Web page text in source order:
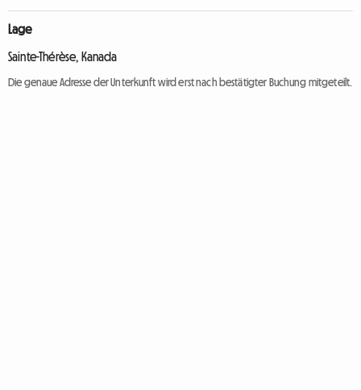
Lage
Sainte-Thérèse, Kanada
Die genaue Adresse der Unterkunft wird erst nach bestätigter Buchung mitgeteilt.